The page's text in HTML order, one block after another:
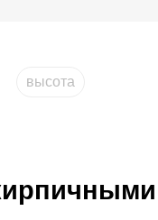
высота